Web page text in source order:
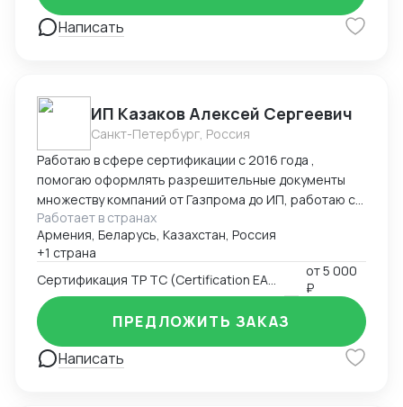
Написать
ИП Казаков Алексей Сергеевич
Санкт-Петербург, Россия
Работаю в сфере сертификации с 2016 года ,
помогаю оформлять разрешительные документы
множеству компаний от Газпрома до ИП, работаю с
таможенными брокерами
Работает в странах
Армения, Беларусь, Казахстан, Россия
+1 страна
от5 000
₽
Написать
ПРЕДЛОЖИТЬ ЗАКАЗ